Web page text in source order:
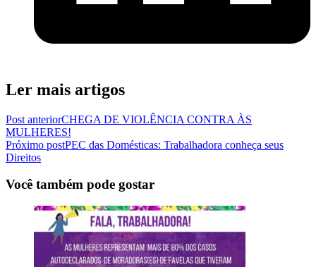
Ler mais artigos
Post anteriorCHEGA DE VIOLÊNCIA CONTRA ÀS
MULHERES!
Próximo postPEC das Domésticas: Trabalhadora conheça seus
Direitos
Você também pode gostar